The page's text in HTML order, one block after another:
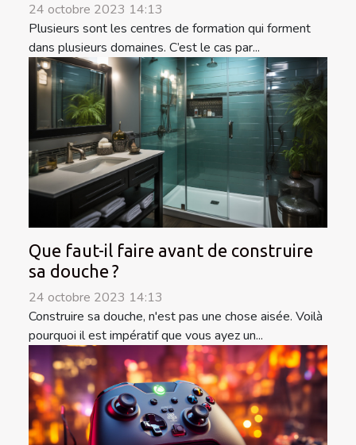
24 octobre 2023 14:13
Plusieurs sont les centres de formation qui forment
dans plusieurs domaines. C’est le cas par...
Que faut-il faire avant de construire
sa douche ?
24 octobre 2023 14:13
Construire sa douche, n'est pas une chose aisée. Voilà
pourquoi il est impératif que vous ayez un...